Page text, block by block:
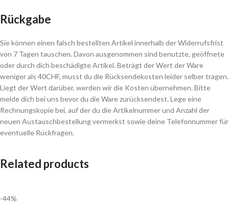
Rückgabe
Sie können einen falsch bestellten Artikel innerhalb der Widerrufsfrist
von 7 Tagen tauschen. Davon ausgenommen sind benutzte, geöffnete
oder durch dich beschädigte Artikel. Beträgt der Wert der Ware
weniger als 40CHF, musst du die Rücksendekosten leider selber tragen.
Liegt der Wert darüber, werden wir die Kosten übernehmen. Bitte
melde dich bei uns bevor du die Ware zurücksendest. Lege eine
Rechnungskopie bei, auf der du die Artikelnummer und Anzahl der
neuen Austauschbestellung vermerkst sowie deine Telefonnummer für
eventuelle Rückfragen.
Related products
-44%